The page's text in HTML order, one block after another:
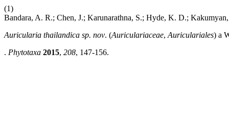
(1)
Bandara, A. R.; Chen, J.; Karunarathna, S.; Hyde, K. D.; Kakumyan,
Auricularia thailandica sp. nov. (Auriculariaceae, Auriculariales) a
. Phytotaxa 2015, 208, 147-156.